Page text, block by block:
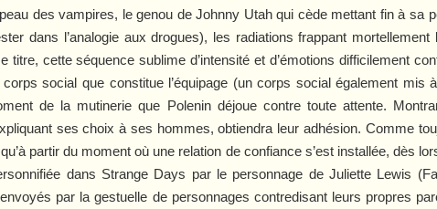
des vampires, le genou de Johnny Utah qui cède mettant fin à sa
dans l’analogie aux drogues), les radiations frappant
cette séquence sublime d’intensité et d’émotions difficilement
social que constitue l’équipage (un corps social également mis
de la mutinerie que Polenin déjoue contre toute attente.
ses choix à ses hommes, obtiendra leur adhésion. Comme
partir du moment où une relation de confiance s’est installée, dès
dans Strange Days par le personnage de Juliette Lewis
par la gestuelle de personnages contredisant leurs propres